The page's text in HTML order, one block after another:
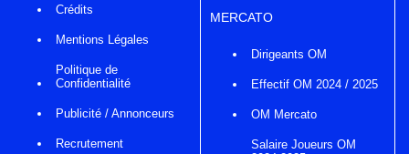
Crédits
Mentions Légales
Politique de
Confidentialité
Publicité / Annonceurs
Recrutement
MERCATO
Dirigeants OM
Effectif OM 2024 / 2025
OM Mercato
Salaire Joueurs OM